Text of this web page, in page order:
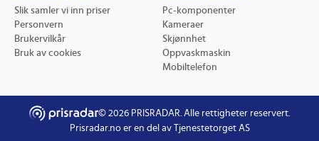
Slik samler vi inn priser
Personvern
Brukervilkår
Bruk av cookies
Pc-komponenter
Kameraer
Skjønnhet
Oppvaskmaskin
Mobiltelefon
Prisradar.no er en del av Tjenestetorget AS
© 2026 PRISRADAR. Alle rettigheter reservert.